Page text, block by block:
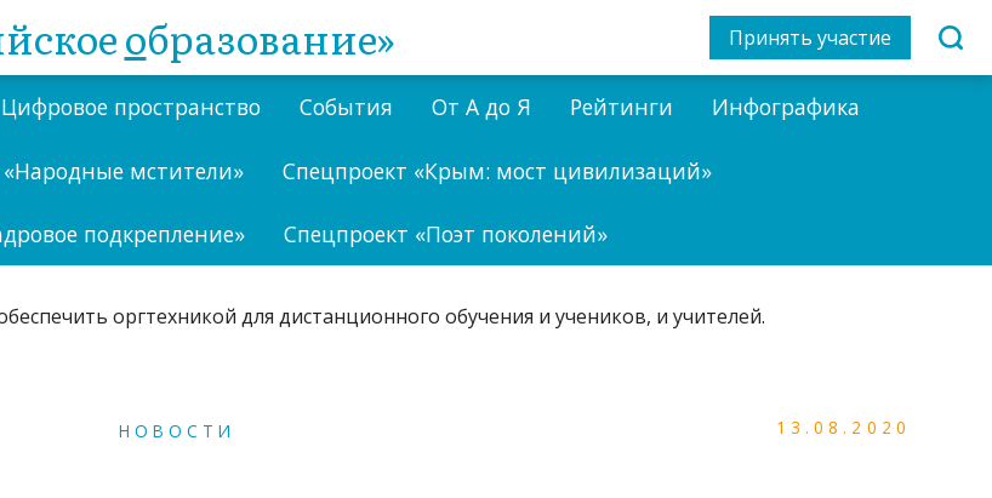
образование» Принять участие
Цифровое пространство События От А до Я Рейтинги Инфографика
мстители» Спецпроект «Крым: мост цивилизаций»
подкрепление» Спецпроект «Поэт поколений»
НОВОСТИ 13.08.2020